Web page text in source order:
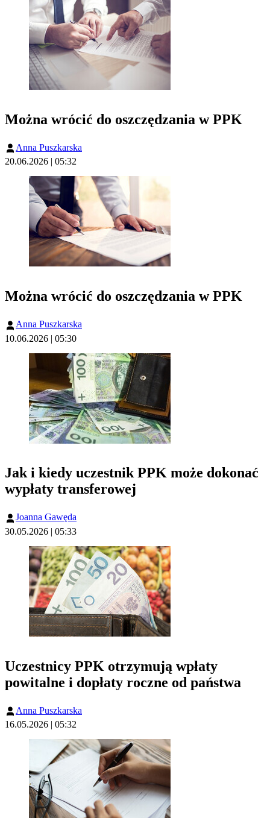
Można wrócić do oszczędzania w PPK
Anna Puszkarska
20.06.2026 | 05:32
Można wrócić do oszczędzania w PPK
Anna Puszkarska
10.06.2026 | 05:30
Jak i kiedy uczestnik PPK może dokonać
wypłaty transferowej
Joanna Gawęda
30.05.2026 | 05:33
Uczestnicy PPK otrzymują wpłaty
powitalne i dopłaty roczne od państwa
Anna Puszkarska
16.05.2026 | 05:32